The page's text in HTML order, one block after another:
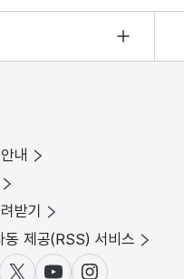
내
받기
동 제공(RSS) 서비스
북
X(트위터)
유튜브인스타그램